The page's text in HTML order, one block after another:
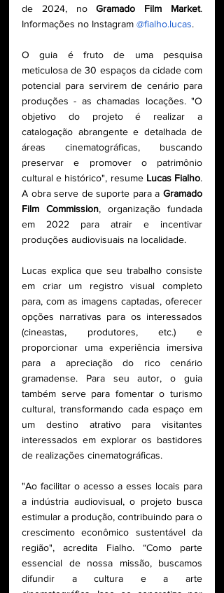
de 2024, no Gramado Film Market.
Informações no Instagram @fialho.lucas.
O guia é fruto de uma pesquisa
meticulosa de 30 espaços da cidade com
potencial para servirem de cenário para
produções - as chamadas locações. "O
objetivo do projeto é realizar a
catalogação abrangente e detalhada de
áreas cinematográficas, buscando
preservar e promover o patrimônio
cultural e histórico", resume Lucas Fialho.
A obra serve de suporte para a Gramado
Film Commission, organização fundada
em 2022 para atrair e incentivar
produções audiovisuais na localidade.
Lucas explica que seu trabalho consiste
em criar um registro visual completo
para, com as imagens captadas, oferecer
opções narrativas para os interessados
(cineastas, produtores, etc.) e
proporcionar uma experiência imersiva
para a apreciação do rico cenário
gramadense. Para seu autor, o guia
também serve para fomentar o turismo
cultural, transformando cada espaço em
um destino atrativo para visitantes
interessados em explorar os bastidores
de realizações cinematográficas.
"Ao facilitar o acesso a esses locais para
a indústria audiovisual, o projeto busca
estimular a produção, contribuindo para o
crescimento econômico sustentável da
região", acredita Fialho. “Como parte
essencial de nossa missão, buscamos
difundir a cultura e a arte